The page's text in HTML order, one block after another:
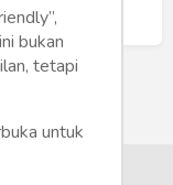
bukan
tetapi
untuk